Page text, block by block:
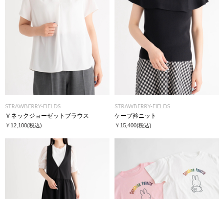
STRAWBERRY-FIELDS
Ｖネックジョーゼットブラウス
￥12,100(税込)
STRAWBERRY-FIELDS
ケープ衿ニット
￥15,400(税込)